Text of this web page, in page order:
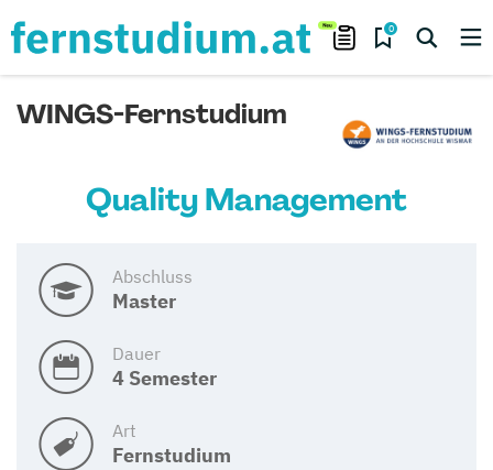
0
WINGS-Fernstudium
Quality Management
Abschluss
Master
Dauer
4 Semester
Art
Fernstudium